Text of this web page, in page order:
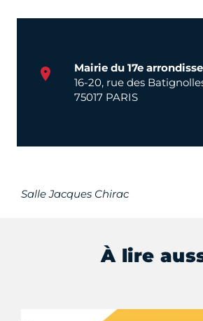
Mairie du 17e
16-20, rue des
75017 PARIS
Salle Jacques Chirac
À lire